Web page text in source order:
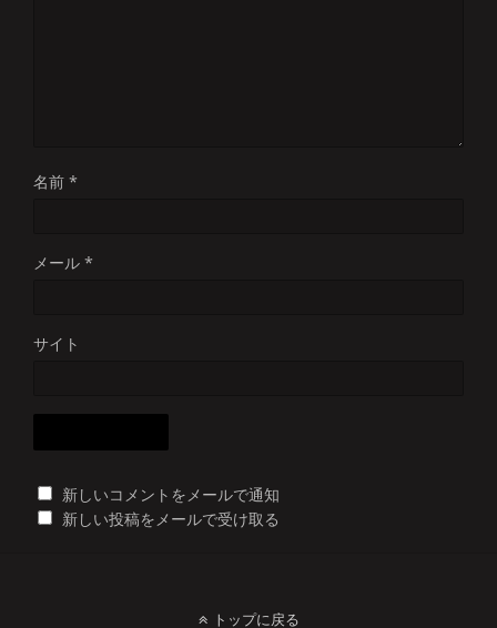
名前 *
メール *
サイト
新しいコメントをメールで通知
新しい投稿をメールで受け取る
トップに戻る